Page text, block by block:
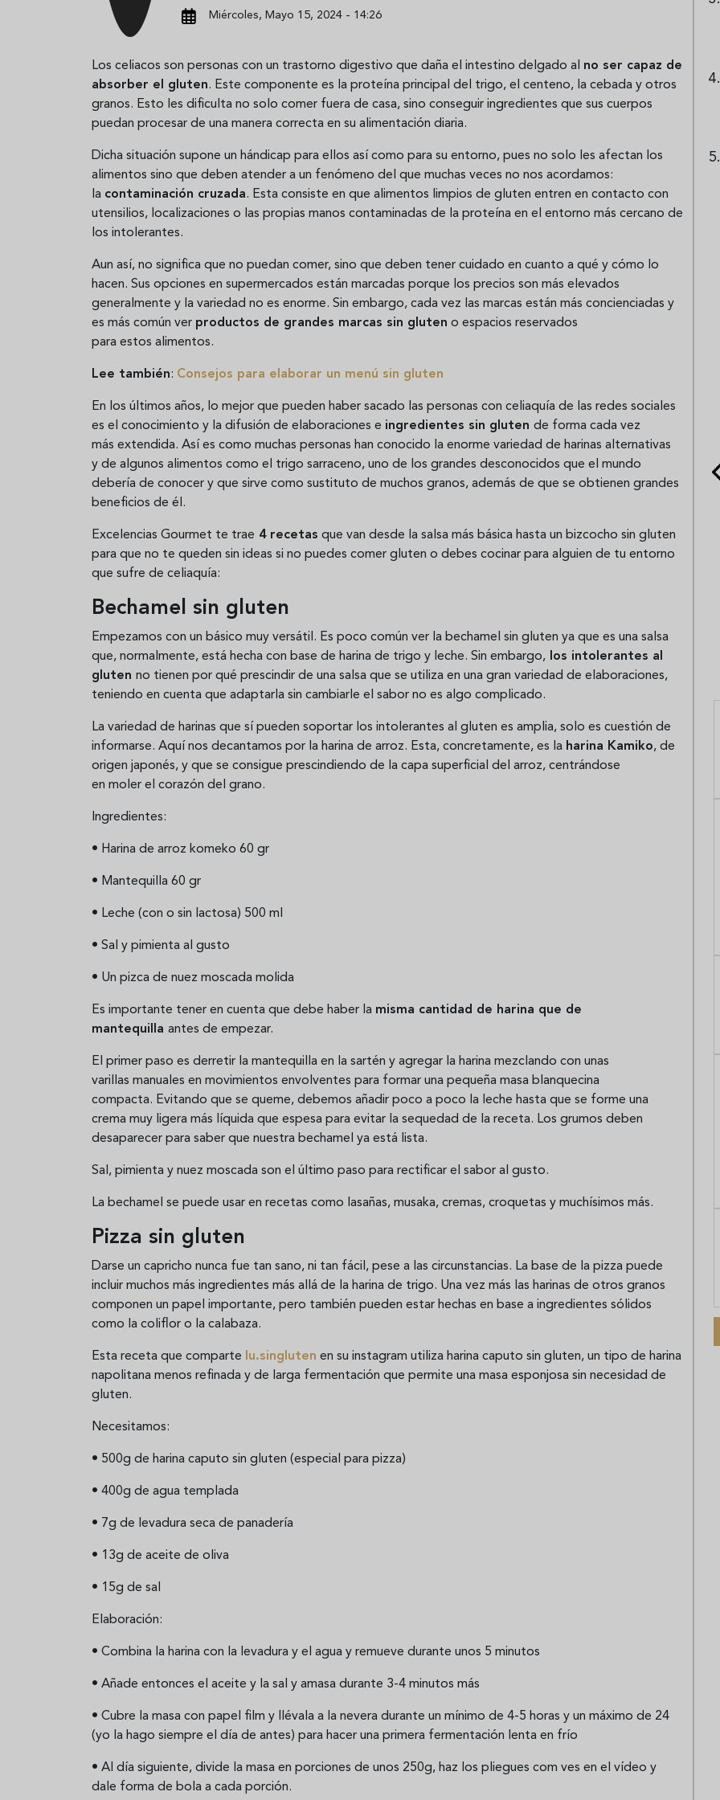
Miércoles, Mayo 15, 2024 - 14:26
Los celiacos son personas con un trastorno digestivo que daña el intestino delgado al no ser capaz de
absorber el gluten. Este componente es la proteína principal del trigo, el centeno, la cebada y otros
granos. Esto les dificulta no solo comer fuera de casa, sino conseguir ingredientes que sus cuerpos
puedan procesar de una manera correcta en su alimentación diaria.
Dicha situación supone un hándicap para ellos así como para su entorno, pues no solo les afectan los
alimentos sino que deben atender a un fenómeno del que muchas veces no nos acordamos:
la contaminación cruzada. Esta consiste en que alimentos limpios de gluten entren en contacto con
utensilios, localizaciones o las propias manos contaminadas de la proteína en el entorno más cercano de
los intolerantes.
Aun así, no significa que no puedan comer, sino que deben tener cuidado en cuanto a qué y cómo lo
hacen. Sus opciones en supermercados están marcadas porque los precios son más elevados
generalmente y la variedad no es enorme. Sin embargo, cada vez las marcas están más concienciadas y
es más común ver productos de grandes marcas sin gluten o espacios reservados
para estos alimentos.
Lee también: Consejos para elaborar un menú sin gluten
En los últimos años, lo mejor que pueden haber sacado las personas con celiaquía de las redes sociales
es el conocimiento y la difusión de elaboraciones e ingredientes sin gluten de forma cada vez
más extendida. Así es como muchas personas han conocido la enorme variedad de harinas alternativas
y de algunos alimentos como el trigo sarraceno, uno de los grandes desconocidos que el mundo
debería de conocer y que sirve como sustituto de muchos granos, además de que se obtienen grandes
beneficios de él.
Excelencias Gourmet te trae 4 recetas que van desde la salsa más básica hasta un bizcocho sin gluten
para que no te queden sin ideas si no puedes comer gluten o debes cocinar para alguien de tu entorno
que sufre de celiaquía:
Bechamel sin gluten
Empezamos con un básico muy versátil. Es poco común ver la bechamel sin gluten ya que es una salsa
que, normalmente, está hecha con base de harina de trigo y leche. Sin embargo, los intolerantes al
gluten no tienen por qué prescindir de una salsa que se utiliza en una gran variedad de elaboraciones,
teniendo en cuenta que adaptarla sin cambiarle el sabor no es algo complicado.
La variedad de harinas que sí pueden soportar los intolerantes al gluten es amplia, solo es cuestión de
informarse. Aquí nos decantamos por la harina de arroz. Esta, concretamente, es la harina Kamiko, de
origen japonés, y que se consigue prescindiendo de la capa superficial del arroz, centrándose
en moler el corazón del grano.
Ingredientes:
• Harina de arroz komeko 60 gr
• Mantequilla 60 gr
• Leche (con o sin lactosa) 500 ml
• Sal y pimienta al gusto
• Un pizca de nuez moscada molida
Es importante tener en cuenta que debe haber la misma cantidad de harina que de
mantequilla antes de empezar.
El primer paso es derretir la mantequilla en la sartén y agregar la harina mezclando con unas
varillas manuales en movimientos envolventes para formar una pequeña masa blanquecina
compacta. Evitando que se queme, debemos añadir poco a poco la leche hasta que se forme una
crema muy ligera más líquida que espesa para evitar la sequedad de la receta. Los grumos deben
desaparecer para saber que nuestra bechamel ya está lista.
Sal, pimienta y nuez moscada son el último paso para rectificar el sabor al gusto.
La bechamel se puede usar en recetas como lasañas, musaka, cremas, croquetas y muchísimos más.
Pizza sin gluten
Darse un capricho nunca fue tan sano, ni tan fácil, pese a las circunstancias. La base de la pizza puede
incluir muchos más ingredientes más allá de la harina de trigo. Una vez más las harinas de otros granos
componen un papel importante, pero también pueden estar hechas en base a ingredientes sólidos
como la coliflor o la calabaza.
Esta receta que comparte lu.singluten en su instagram utiliza harina caputo sin gluten, un tipo de harina
napolitana menos refinada y de larga fermentación que permite una masa esponjosa sin necesidad de
gluten.
Necesitamos:
• 500g de harina caputo sin gluten (especial para pizza)
• 400g de agua templada
• 7g de levadura seca de panadería
• 13g de aceite de oliva
• 15g de sal
Elaboración:
• Combina la harina con la levadura y el agua y remueve durante unos 5 minutos
• Añade entonces el aceite y la sal y amasa durante 3-4 minutos más
• Cubre la masa con papel film y llévala a la nevera durante un mínimo de 4-5 horas y un máximo de 24
(yo la hago siempre el día de antes) para hacer una primera fermentación lenta en frío
• Al día siguiente, divide la masa en porciones de unos 250g, haz los pliegues com ves en el vídeo y
dale forma de bola a cada porción.